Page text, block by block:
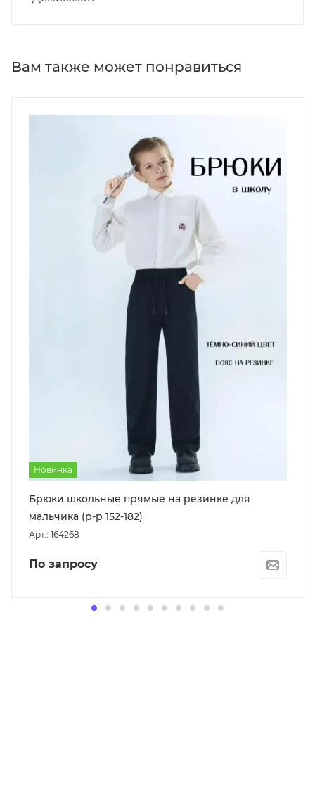
Вам также может понравиться
Новинка
Брюки школьные прямые на резинке для
мальчика (р-р 152-182)
Арт.: 164268
По запросу